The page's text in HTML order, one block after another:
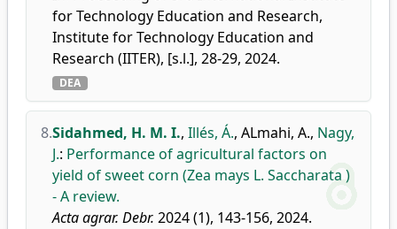
for Technology Education and Research,
Institute for Technology Education and
Research (IITER), [s.l.], 28-29, 2024.
DEA
8.Sidahmed, H. M. I., Illés, Á., ALmahi, A., Nagy,
J.: Performance of agricultural factors on
yield of sweet corn (Zea mays L. Saccharata )
- A review.
Acta agrar. Debr. 2024 (1), 143-156, 2024.